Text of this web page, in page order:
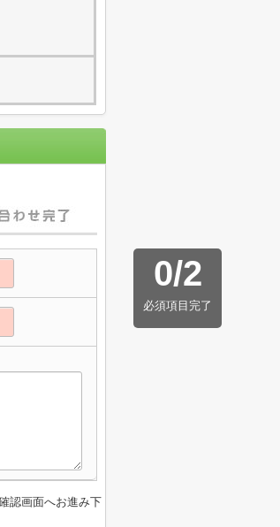
0/2
必須項目完了
認画面へお進み下